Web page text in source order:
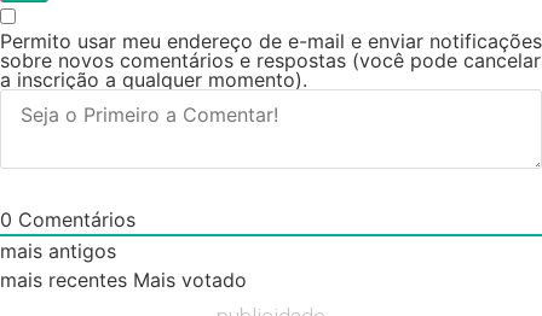
Permito usar meu endereço de e-mail e enviar notificações
sobre novos comentários e respostas (você pode cancelar
a inscrição a qualquer momento).
0 Comentários
mais antigos
mais recentes Mais votado